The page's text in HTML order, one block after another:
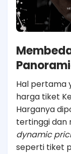
Hal pertama
harga tiket
Harganya
tertinggi dan
dynamic
seperti tiket